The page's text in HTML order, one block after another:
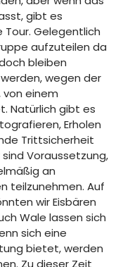
gibt es
Gelegentlich
aufzuteilen da
bleiben
wegen der
von einem
Natürlich gibt es
Erholen
Trittsicherheit
Voraussetzung,
an
teilzunehmen. Auf
wir Eisbären
Wale lassen sich
sich eine
bietet, werden
Zu dieser Zeit